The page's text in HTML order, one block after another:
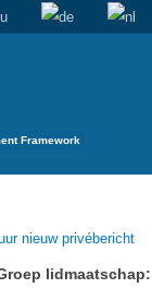
Framework
lidmaatschap: